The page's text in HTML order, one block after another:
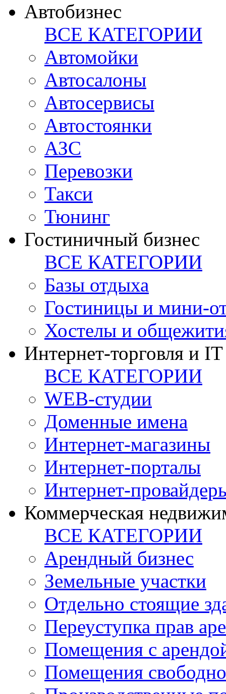
Автобизнес
ВСЕ КАТЕГОРИИ
Автомойки
Автосалоны
Автосервисы
Автостоянки
АЗС
Перевозки
Такси
Тюнинг
Гостиничный бизнес
ВСЕ КАТЕГОРИИ
Базы отдыха
Гостиницы и мини-
Хостелы и
Интернет-торговля и IT
ВСЕ КАТЕГОРИИ
WEB-студии
Доменные имена
Интернет-магазины
Интернет-порталы
Интернет-
Коммерческая
ВСЕ КАТЕГОРИИ
Арендный бизнес
Земельные участки
Отдельно стоящие
Переуступка прав
Помещения с
Помещения